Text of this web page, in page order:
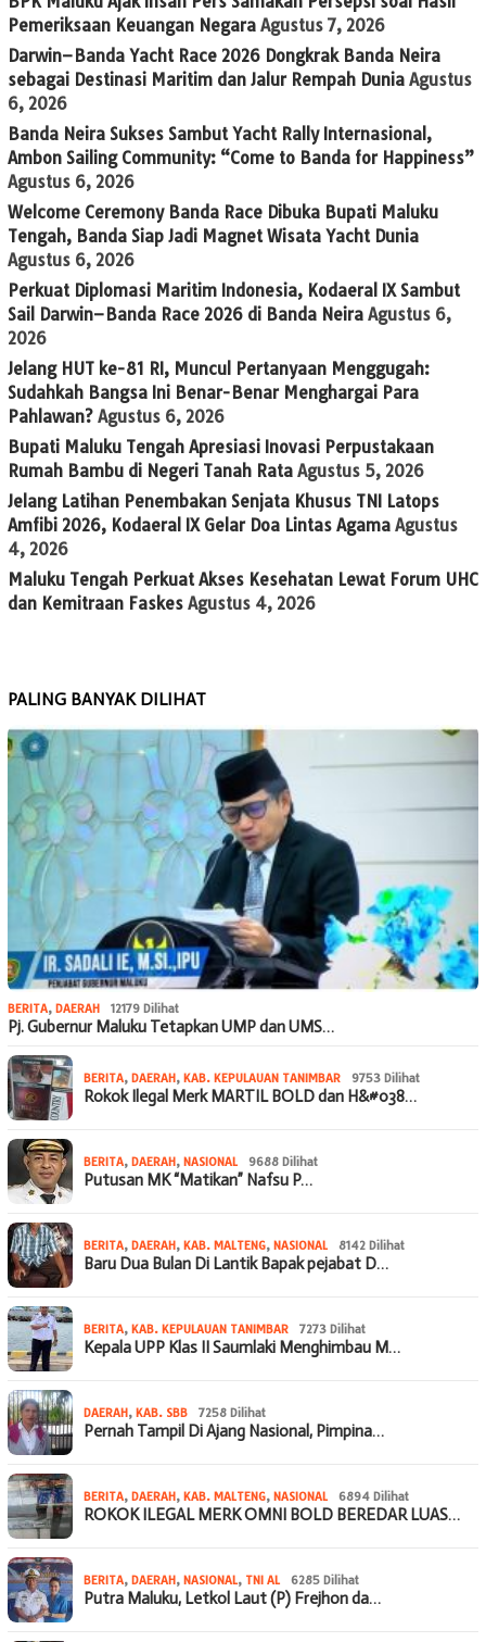
Pemeriksaan Keuangan Negara Agustus 7, 2026
Darwin–Banda Yacht Race 2026 Dongkrak Banda Neira
sebagai Destinasi Maritim dan Jalur Rempah Dunia Agustus
6, 2026
Banda Neira Sukses Sambut Yacht Rally Internasional,
Ambon Sailing Community: “Come to Banda for Happiness”
Agustus 6, 2026
Welcome Ceremony Banda Race Dibuka Bupati Maluku
Tengah, Banda Siap Jadi Magnet Wisata Yacht Dunia
Agustus 6, 2026
Perkuat Diplomasi Maritim Indonesia, Kodaeral IX Sambut
Sail Darwin–Banda Race 2026 di Banda Neira Agustus 6,
2026
Jelang HUT ke-81 RI, Muncul Pertanyaan Menggugah:
Sudahkah Bangsa Ini Benar-Benar Menghargai Para
Pahlawan? Agustus 6, 2026
Bupati Maluku Tengah Apresiasi Inovasi Perpustakaan
Rumah Bambu di Negeri Tanah Rata Agustus 5, 2026
Jelang Latihan Penembakan Senjata Khusus TNI Latops
Amfibi 2026, Kodaeral IX Gelar Doa Lintas Agama Agustus
4, 2026
Maluku Tengah Perkuat Akses Kesehatan Lewat Forum UHC
dan Kemitraan Faskes Agustus 4, 2026
PALING BANYAK DILIHAT
BERITA, DAERAH 12179 Dilihat
Pj. Gubernur Maluku Tetapkan UMP dan UMS…
BERITA, DAERAH, KAB. KEPULAUAN TANIMBAR 9753 Dilihat
Rokok Ilegal Merk MARTIL BOLD dan H&#038…
BERITA, DAERAH, NASIONAL 9688 Dilihat
Putusan MK “Matikan” Nafsu P…
BERITA, DAERAH, KAB. MALTENG, NASIONAL 8142 Dilihat
Baru Dua Bulan Di Lantik Bapak pejabat D…
BERITA, KAB. KEPULAUAN TANIMBAR 7273 Dilihat
Kepala UPP Klas II Saumlaki Menghimbau M…
DAERAH, KAB. SBB 7258 Dilihat
Pernah Tampil Di Ajang Nasional, Pimpina…
BERITA, DAERAH, KAB. MALTENG, NASIONAL 6894 Dilihat
ROKOK ILEGAL MERK OMNI BOLD BEREDAR LUAS…
BERITA, DAERAH, NASIONAL, TNI AL 6285 Dilihat
Putra Maluku, Letkol Laut (P) Frejhon da…